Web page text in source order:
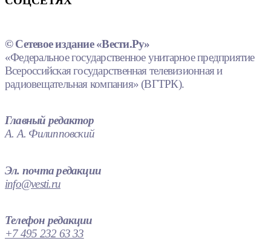
© Сетевое издание «Вести.Ру»
«Федеральное государственное унитарное предприятие
Всероссийская государственная телевизионная и
радиовещательная компания» (ВГТРК).
Главный редактор
А. А. Филипповский
Эл. почта редакции
info@vesti.ru
Телефон редакции
+7 495 232 63 33